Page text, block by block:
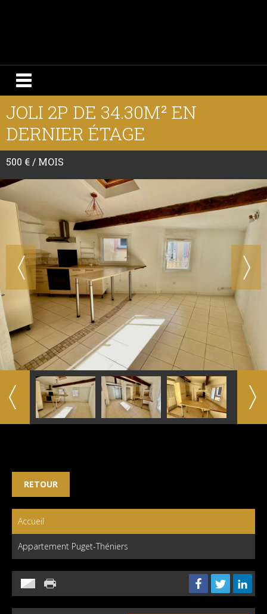
JOLI 2P DE 34.30M² EN
DERNIER ÉTAGE
500 € / MOIS
RETOUR
Accueil
Appartement Puget-Théniers